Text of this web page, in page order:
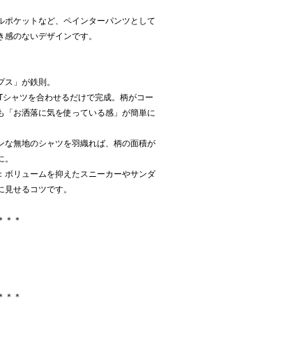
ポケットなど、ペインターパンツとして
のないデザインです。
」が鉄則。
ャツを合わせるだけで完成。柄がコー
お洒落に気を使っている感」が簡単に
な無地のシャツを羽織れば、柄の面積が
ボリュームを抑えたスニーカーやサンダ
せるコツです。
＊＊
＊＊